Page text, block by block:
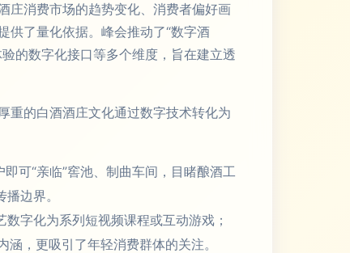
庄消费市场的趋势变化、消费者偏好画
供了量化依据。峰会推动了“数字酒
的数字化接口等多个维度，旨在建立透
重的白酒酒庄文化通过数字技术转化为
可“亲临”窖池、制曲车间，目睹酿酒工
边界。
字化为系列短视频课程或互动游戏；
，更吸引了年轻消费群体的关注。